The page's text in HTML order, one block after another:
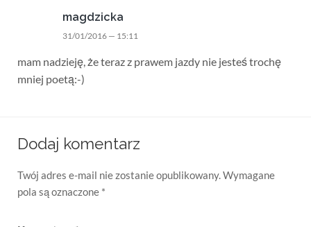
magdzicka
31/01/2016 — 15:11
mam nadzieję, że teraz z prawem jazdy nie jesteś trochę
mniej poetą:-)
Dodaj komentarz
Twój adres e-mail nie zostanie opublikowany. Wymagane
pola są oznaczone *